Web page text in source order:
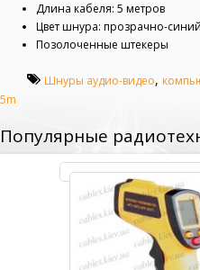
Длина кабеля: 5 метров
Цвет шнура: прозрачно-синий
Позолоченные штекеры
Шнуры аудио-видео,
5m
Популярные